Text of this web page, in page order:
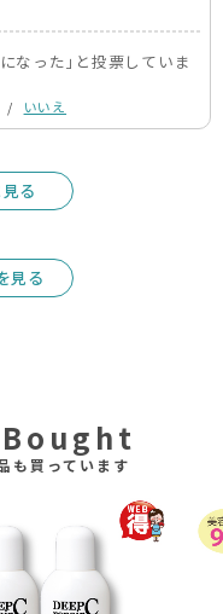
なった｣と投票していま
/ いいえ
る
見る
も買っています